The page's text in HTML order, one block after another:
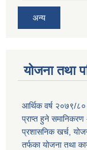
अन्य
योजना तथा
आर्थिक वर्ष २०७९/८०
प्राप्त हुने
प्रशासनिक खर्च,
तर्फका योजना तथा